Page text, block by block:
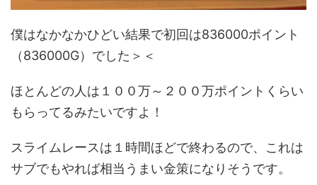
僕はなかなかひどい結果で初回は836000ポイント
（836000G）でした＞＜
ほとんどの人は１００万～２００万ポイントくらい
もらってるみたいですよ！
スライムレースは１時間ほどで終わるので、これは
サブでもやれば相当うまい金策になりそうです。